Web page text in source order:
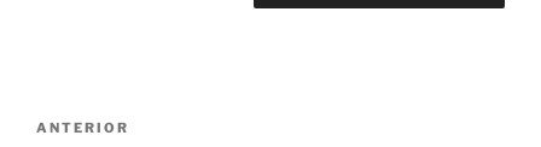
Navegación
Entrada
ANTERIOR